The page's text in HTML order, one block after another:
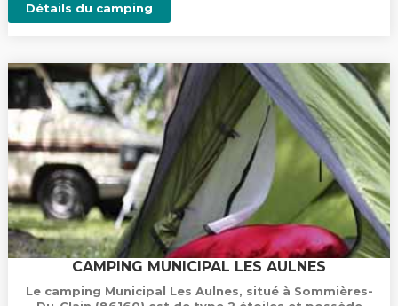
Détails du camping
CAMPING MUNICIPAL LES AULNES
Le camping Municipal Les Aulnes, situé à Sommières-